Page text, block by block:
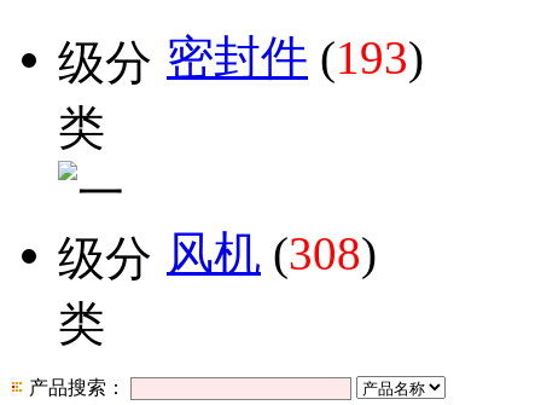
密封件 (193)
风机 (308)
产品搜索：